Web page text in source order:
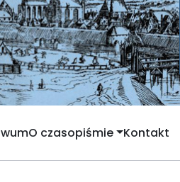
O czasopiśmie Kontakt